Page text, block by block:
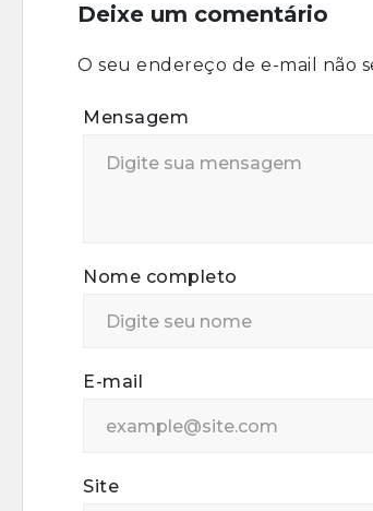
Deixe um comentário
O seu endereço de e-mail não
Mensagem
Nome completo
E-mail
Site